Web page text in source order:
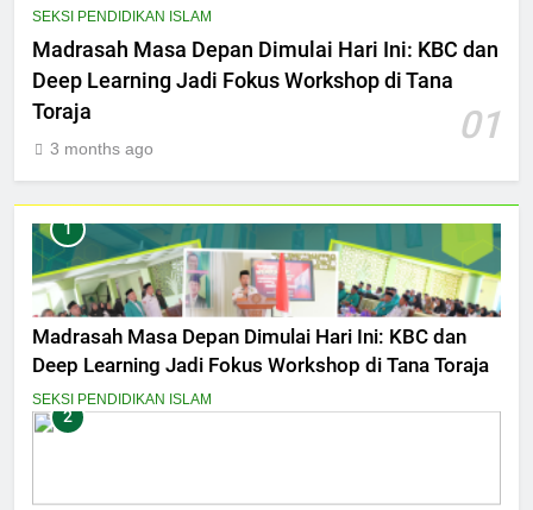
SEKSI PENDIDIKAN ISLAM
Madrasah Masa Depan Dimulai Hari Ini: KBC dan
Deep Learning Jadi Fokus Workshop di Tana
Toraja
01
3 months ago
1
Madrasah Masa Depan Dimulai Hari Ini: KBC dan
Deep Learning Jadi Fokus Workshop di Tana Toraja
SEKSI PENDIDIKAN ISLAM
2